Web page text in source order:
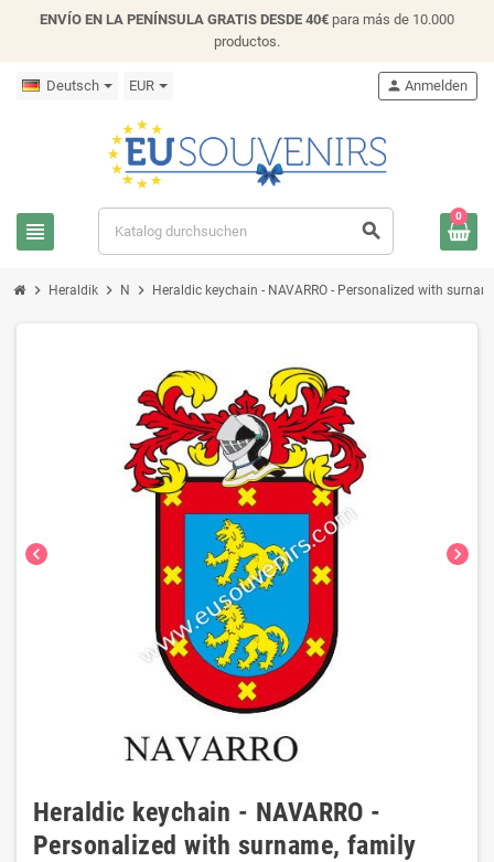
ENVÍO EN LA PENÍNSULA GRATIS DESDE 40€ para más de 10.000
productos.
Deutsch EUR
view_headline search
person Anmelden
0
chevron_right Heraldik chevron_right N chevron_right Heraldic keychain - NAVARRO - Personalized with
chevron_left chevron_right
Heraldic keychain - NAVARRO -
Personalized with surname, family